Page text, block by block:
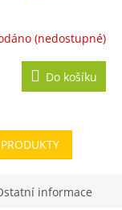
(nedostupné)
Do košíku
informace